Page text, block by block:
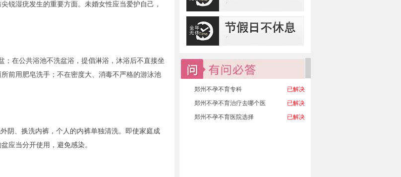
锐湿疣发生的重要方面。未婚女性应当爱护自己，
在公共浴池不洗盆浴，提倡淋浴，沐浴后不直接坐
前用肥皂洗手；不在密度大、消毒不严格的游泳池
、换洗内裤，个人的内裤单独清洗。即使家庭成
应当分开使用，避免感染。
已解决
郑州不孕不育专科
已解决
郑州不孕不育治疗去哪个医
已解决
郑州不孕不育医院选择